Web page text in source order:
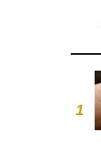
1